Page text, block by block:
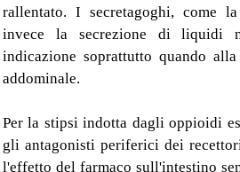
rallentato. I secretagoghi, come
invece la secrezione di liquidi
indicazione soprattutto quando
addominale.
Per la stipsi indotta dagli oppioidi
gli antagonisti periferici dei
l'effetto del farmaco sull'intestino